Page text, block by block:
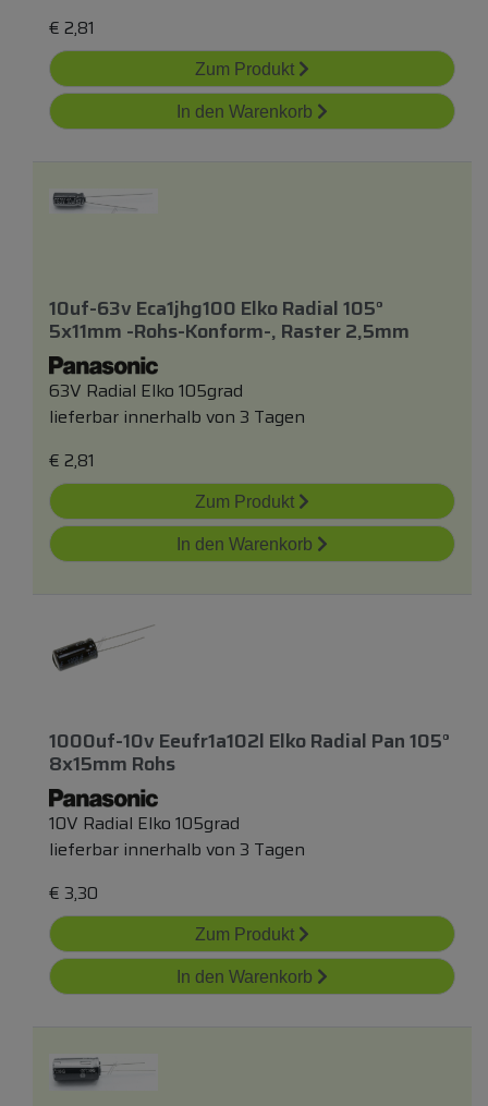
€ 2,81
Zum Produkt
In den Warenkorb
10uf-63v Eca1jhg100 Elko Radial 105°
5x11mm -rohs-Konform-, Raster 2,5mm
63V Radial Elko 105grad
lieferbar innerhalb von 3 Tagen
€ 2,81
Zum Produkt
In den Warenkorb
1000uf-10v Eeufr1a102l Elko Radial Pan 105°
8x15mm Rohs
10V Radial Elko 105grad
lieferbar innerhalb von 3 Tagen
€ 3,30
Zum Produkt
In den Warenkorb